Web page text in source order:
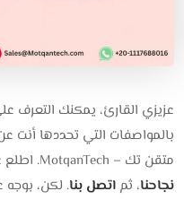
عزيزي القارئ، يمكنك التعرف
بالمواصفات التي تحددها أنت
متقن تك – MotqanTech. اطلع على
نجاحنا، ثماتصل بنا. لكن،